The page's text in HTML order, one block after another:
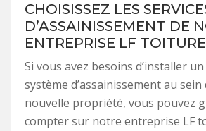
CHOISISSEZ LES
D’ASSAINISSEMENT DE
ENTREPRISE LF TOITURE
Si vous avez besoins d’installer
système d’assainissement au
nouvelle propriété, vous pouvez
compter sur notre entreprise LF